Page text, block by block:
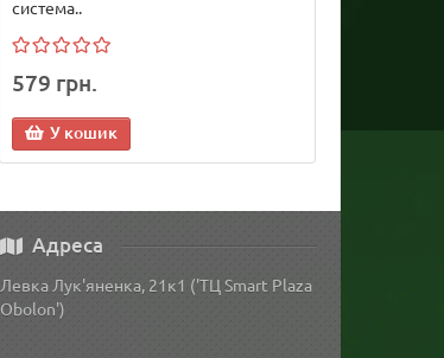
система..
579 грн.
У кошик
Адреса
Левка Лук'яненка, 21к1 ('ТЦ Smart Plaza
Obolon')